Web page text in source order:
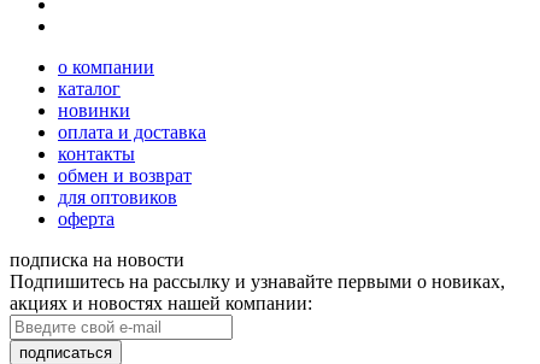
о компании
каталог
новинки
оплата и доставка
контакты
обмен и возврат
для оптовиков
оферта
подписка на новости
Подпишитесь на рассылку и узнавайте первыми о новиках,
акциях и новостях нашей компании:
подписаться